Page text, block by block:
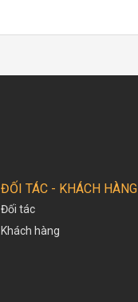
ĐỐI TÁC - KHÁCH HÀNG
Đối tác
Khách hàng